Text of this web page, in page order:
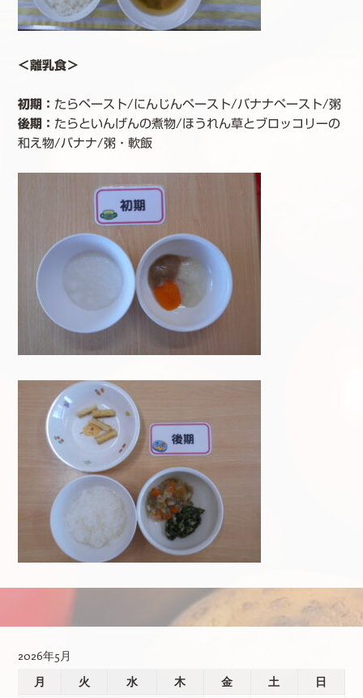
＜離乳食＞
初期： たらペースト/にんじんペースト/バナナペースト/粥
後期 ： たらといんげんの煮物/ほうれん草とブロッコリーの
和え物/バナナ/粥・軟飯
2026年5月
月
火 水 木 金 土
日